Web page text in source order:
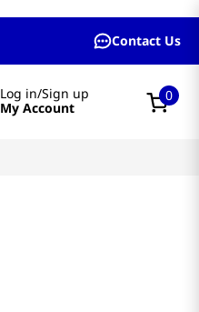
Contact Us
Log in/Sign up
My Account
0